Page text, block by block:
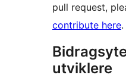
pull request,
contribute here.
utviklere